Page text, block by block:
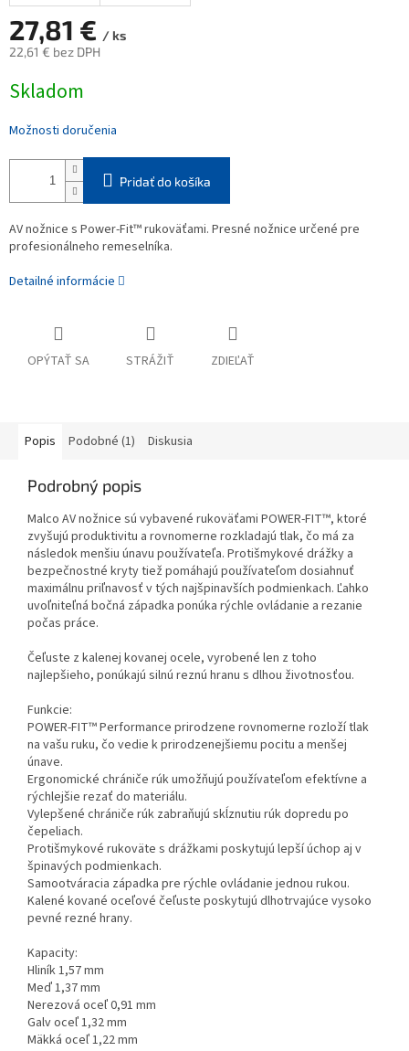
27,81 € / ks
22,61 € bez DPH
cena:
Skladom
Možnosti doručenia
Pridať do košíka
AV nožnice s Power-Fit™ rukoväťami. Presné nožnice určené pre
profesionálneho remeselníka.
Detailné informácie
OPÝTAŤ SA STRÁŽIŤ ZDIEĽAŤ
Popis Podobné (1) Diskusia
Podrobný popis
Malco AV nožnice sú vybavené rukoväťami POWER-FIT™, ktoré
zvyšujú produktivitu a rovnomerne rozkladajú tlak, čo má za
následok menšiu únavu používateľa. Protišmykové drážky a
bezpečnostné kryty tiež pomáhajú používateľom dosiahnuť
maximálnu priľnavosť v tých najšpinavších podmienkach. Ľahko
uvoľniteľná bočná západka ponúka rýchle ovládanie a rezanie
počas práce.
Čeľuste z kalenej kovanej ocele, vyrobené len z toho
najlepšieho, ponúkajú silnú reznú hranu s dlhou životnosťou.
Funkcie:
POWER-FIT™ Performance prirodzene rovnomerne rozloží tlak
na vašu ruku, čo vedie k prirodzenejšiemu pocitu a menšej
únave.
Ergonomické chrániče rúk umožňujú používateľom efektívne a
rýchlejšie rezať do materiálu.
Vylepšené chrániče rúk zabraňujú skĺznutiu rúk dopredu po
čepeliach.
Protišmykové rukoväte s drážkami poskytujú lepší úchop aj v
špinavých podmienkach.
Samootváracia západka pre rýchle ovládanie jednou rukou.
Kalené kované oceľové čeľuste poskytujú dlhotrvajúce vysoko
pevné rezné hrany.
Kapacity:
Hliník 1,57 mm
Meď 1,37 mm
Nerezová oceľ 0,91 mm
Galv oceľ 1,32 mm
Mäkká oceľ 1,22 mm